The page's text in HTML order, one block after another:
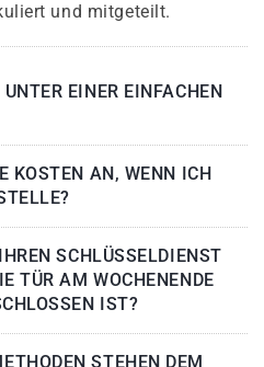
und mitgeteilt.
EINER EINFACHEN
KOSTEN AN, WENN ICH
SCHLÜSSELDIENST
TÜR AM WOCHENENDE
IST?
STEHEN DEM